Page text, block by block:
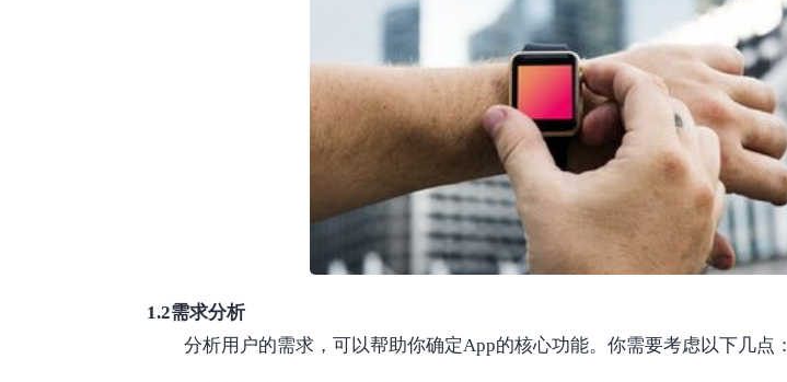
1.2需求分析
分析用户的需求，可以帮助你确定App的核心功能。你需要考虑以下几点：